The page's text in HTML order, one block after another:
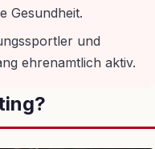
Gesundheit.
und
ehrenamtlich aktiv.